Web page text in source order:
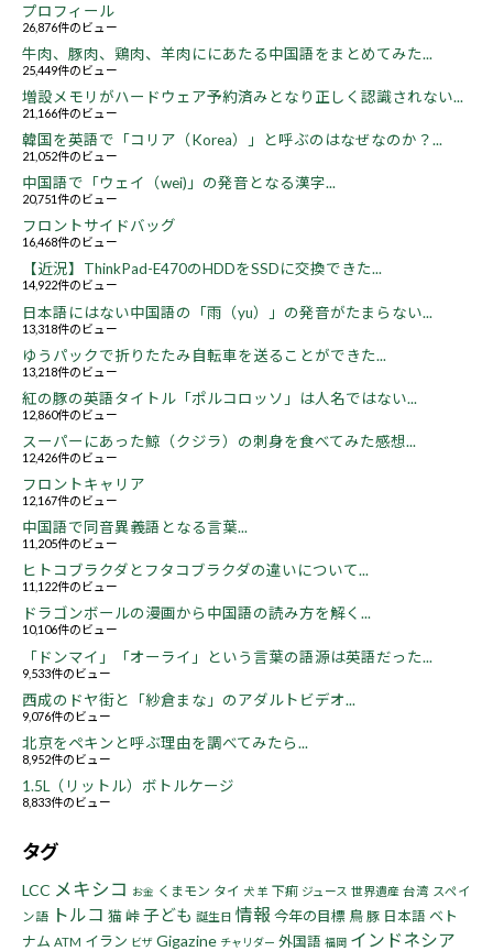
プロフィール
26,876件のビュー
牛肉、豚肉、鶏肉、羊肉ににあたる中国語をまとめてみた...
25,449件のビュー
増設メモリがハードウェア予約済みとなり正しく認識されない...
21,166件のビュー
韓国を英語で「コリア（Korea）」と呼ぶのはなぜなのか？...
21,052件のビュー
中国語で「ウェイ（wei)」の発音となる漢字...
20,751件のビュー
フロントサイドバッグ
16,468件のビュー
【近況】ThinkPad-E470のHDDをSSDに交換できた...
14,922件のビュー
日本語にはない中国語の「雨（yu）」の発音がたまらない...
13,318件のビュー
ゆうパックで折りたたみ自転車を送ることができた...
13,218件のビュー
紅の豚の英語タイトル「ポルコロッソ」は人名ではない...
12,860件のビュー
スーパーにあった鯨（クジラ）の刺身を食べてみた感想...
12,426件のビュー
フロントキャリア
12,167件のビュー
中国語で同音異義語となる言葉...
11,205件のビュー
ヒトコブラクダとフタコブラクダの違いについて...
11,122件のビュー
ドラゴンボールの漫画から中国語の読み方を解く...
10,106件のビュー
「ドンマイ」「オーライ」という言葉の語源は英語だった...
9,533件のビュー
西成のドヤ街と「紗倉まな」のアダルトビデオ...
9,076件のビュー
北京をペキンと呼ぶ理由を調べてみたら...
8,952件のビュー
1.5L（リットル）ボトルケージ
8,833件のビュー
タグ
LCC メキシコ お金 くまモン タイ 犬 羊 下痢 ジュース 世界遺産 台湾 スペイ
ン語
トルコ 猫峠子ども 誕生日 情報 今年の目標 鳥 豚 日本語 ベト
ナム ATM イラン ビザ Gigazine チャリダー 外国語 福岡 インドネシア